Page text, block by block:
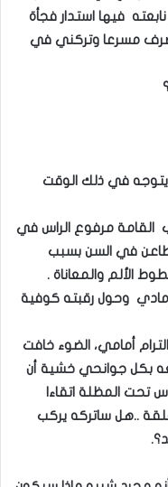
فيها استدار فجأة
مسرعا وتركني في
يتوجه في ذلك الوقت
القامة مرفوع الراس في
في السن بسبب
الألم والمعاناة .
رمادي وحول رقبته كوفية
أمامي، الضوء خافت
بكل جوانحي خشية أن
تحت المظلة اتقاءا
..هل ساتركه يركب